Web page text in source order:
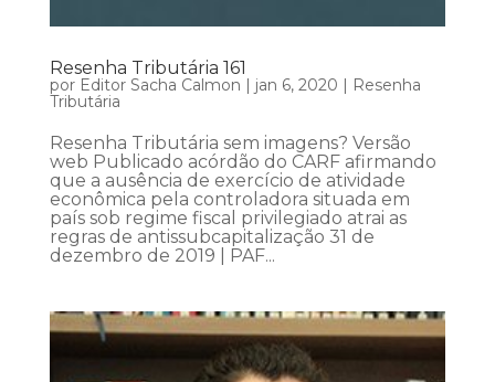
Resenha Tributária 161
por Editor Sacha Calmon | jan 6, 2020 | Resenha
Tributária
Resenha Tributária sem imagens? Versão
web Publicado acórdão do CARF afirmando
que a ausência de exercício de atividade
econômica pela controladora situada em
país sob regime fiscal privilegiado atrai as
regras de antissubcapitalização 31 de
dezembro de 2019 | PAF...